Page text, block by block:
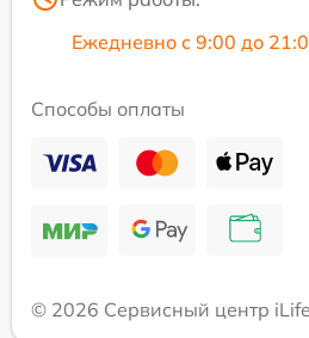
Ежедневно с 9:00 до
Способы оплаты
© 2026 Сервисный центр iLife